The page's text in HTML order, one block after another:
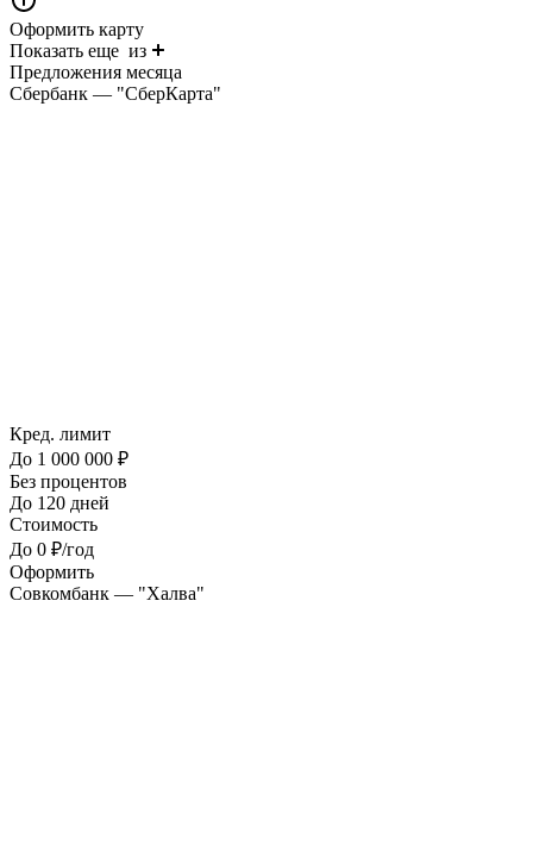
Оформить карту
Показать еще из
Предложения месяца
Сбербанк — "СберКарта"
Кред. лимит
До 1 000 000 ₽
Без процентов
До 120 дней
Стоимость
До 0 ₽/год
Оформить
Совкомбанк — "Халва"